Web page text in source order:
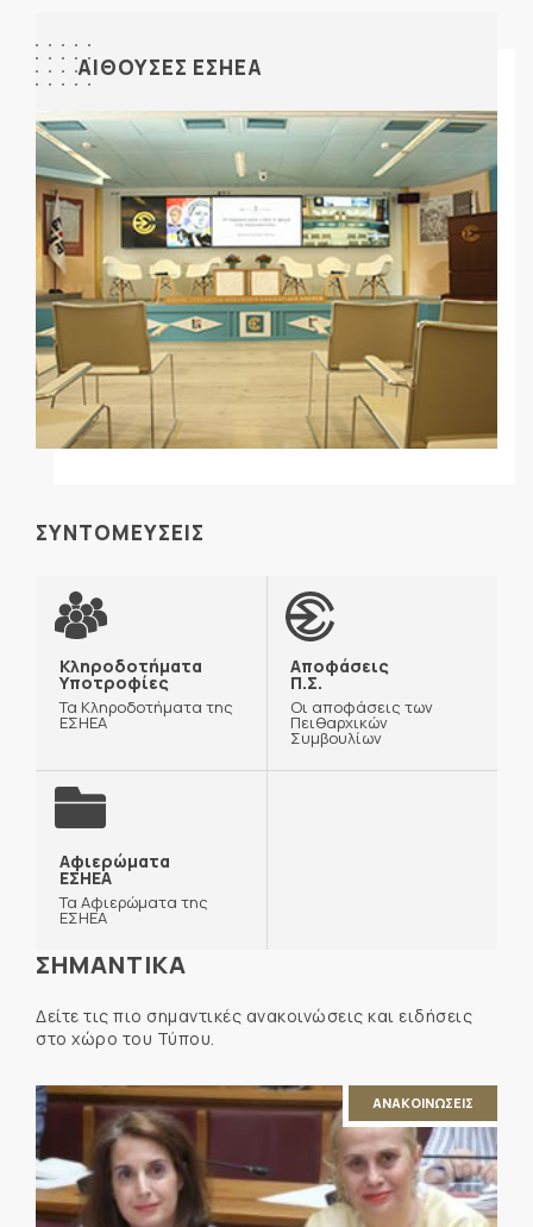
ΑΙΘΟΥΣΕΣ ΕΣΗΕΑ
ΣΥΝΤΟΜΕΥΣΕΙΣ
Κληροδοτήματα
Υποτροφίες
Τα Κληροδοτήματα της
ΕΣΗΕΑ
Αποφάσεις
Π.Σ.
Οι αποφάσεις των
Πειθαρχικών
Συμβουλίων
Αφιερώματα
ΕΣΗΕΑ
Τα Αφιερώματα της
ΕΣΗΕΑ
ΣΗΜΑΝΤΙΚΑ
Δείτε τις πιο σημαντικές ανακοινώσεις και ειδήσεις
στο χώρο του Τύπου.
ΑΝΑΚΟΙΝΩΣΕΙΣ